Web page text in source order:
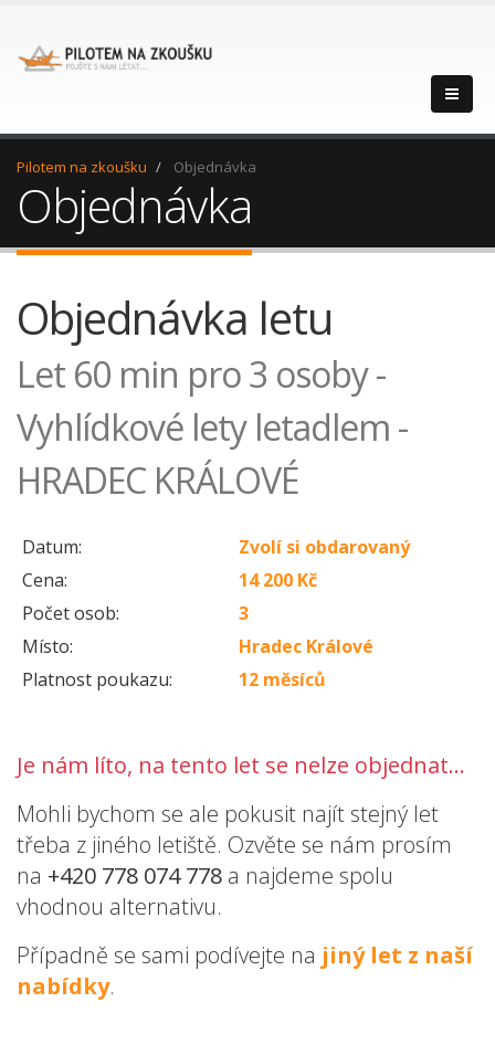
Pilotem na zkoušku Objednávka
Objednávka
Objednávka letu
Let 60 min pro 3 osoby -
Vyhlídkové lety letadlem -
HRADEC KRÁLOVÉ
Datum:
Zvolí si obdarovaný
Cena:
14 200 Kč
Počet osob:
3
Místo:
Hradec Králové
Platnost poukazu:
12 měsíců
Je nám líto, na tento let se nelze objednat...
Mohli bychom se ale pokusit najít stejný let
třeba z jiného letiště. Ozvěte se nám prosím
na +420 778 074 778 a najdeme spolu
vhodnou alternativu.
Případně se sami podívejte na jiný let z naší
nabídky.